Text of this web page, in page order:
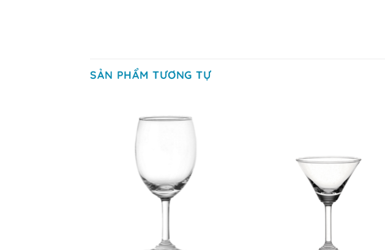
SẢN PHẨM TƯƠNG TỰ